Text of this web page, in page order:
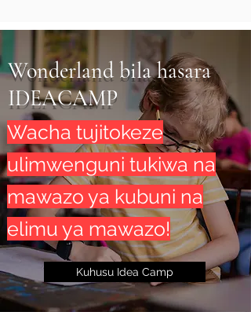
Wonderland bila hasara
IDEACAMP
Wacha tujitokeze
ulimwenguni tukiwa na
mawazo ya kubuni na
elimu ya mawazo!
Kuhusu Idea Camp